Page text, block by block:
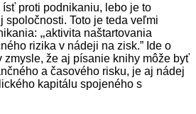
proti podnikaniu, lebo je to
spoločnosti. Toto je teda veľmi
„aktivita naštartovania
rizika v nádeji na zisk.” Ide o
zmysle, že aj písanie knihy môže byť
a časového risku, je aj nádej
kapitálu spojeného s